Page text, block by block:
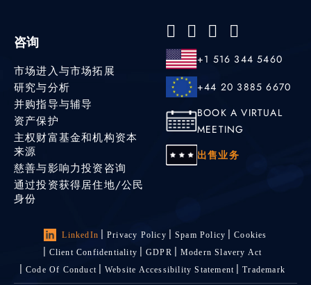
咨询
市场进入与市场拓展
研究与分析
并购指导与辅导
资产保护
主权财富基金和机构资本
来源
慈善与影响力投资咨询
通过投资获得居住地/公民
身份
+1 516 344 5460
+44 20 3885 6670
BOOK A VIRTUAL
MEETING
出售业务
LinkedIn Privacy Policy Spam Policy
Cookies
Client Confidentiality
GDPR
Modern Slavery Act
Code Of Conduct
Website Accessibility Statement Trademark